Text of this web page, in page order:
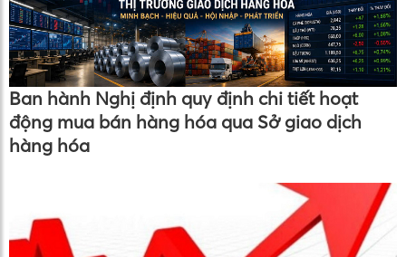
Ban hành Nghị định quy định chi tiết hoạt
động mua bán hàng hóa qua Sở giao dịch
hàng hóa